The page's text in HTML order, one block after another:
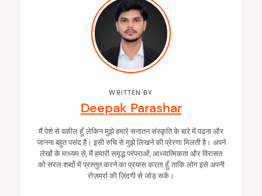
WRITTEN BY
Deepak Parashar
मैं पेशे से वकील हूँ, लेकिन मुझे हमारे सनातन संस्कृति के बारे में पढ़ना और
जानना बहुत पसंद है। इसी रुचि से मुझे लिखने की प्रेरणा मिलती है। अपने
लेखों के माध्यम से, मैं हमारी समृद्ध परंपराओं, आध्यात्मिकता और विरासत
को सरल शब्दों में प्रस्तुत करने का प्रयास करता हूँ, ताकि लोग इसे अपनी
रोज़मर्रा की ज़िंदगी से जोड़ सकें।